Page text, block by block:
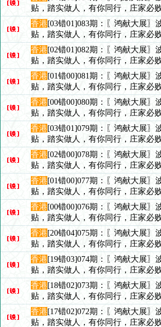
贴，踏实做人，有你同行，庄家必
香港[03错01]083期：〖鸿献大展〗
贴，踏实做人，有你同行，庄家必
香港[02错01]082期：〖鸿献大展〗
贴，踏实做人，有你同行，庄家必
香港[01错00]081期：〖鸿献大展〗
贴，踏实做人，有你同行，庄家必
香港[00错00]080期：〖鸿献大展〗
贴，踏实做人，有你同行，庄家必
香港[03错01]079期：〖鸿献大展〗
贴，踏实做人，有你同行，庄家必
香港[02错00]078期：〖鸿献大展〗
贴，踏实做人，有你同行，庄家必
香港[01错00]077期：〖鸿献大展〗
贴，踏实做人，有你同行，庄家必
香港[00错00]076期：〖鸿献大展〗
贴，踏实做人，有你同行，庄家必
香港[20错04]075期：〖鸿献大展〗
贴，踏实做人，有你同行，庄家必
香港[19错03]074期：〖鸿献大展〗
贴，踏实做人，有你同行，庄家必
香港[18错02]073期：〖鸿献大展〗
贴，踏实做人，有你同行，庄家必
香港[17错02]072期：〖鸿献大展〗
贴，踏实做人，有你同行，庄家必